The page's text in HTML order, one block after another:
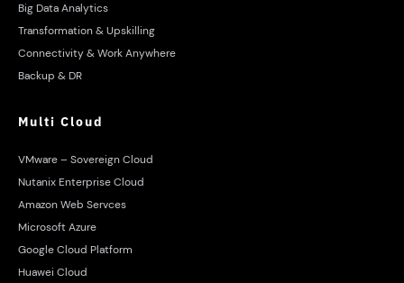
Big Data Analytics
Transformation & Upskilling
Connectivity & Work Anywhere
Backup & DR
Multi Cloud
VMware – Sovereign Cloud
Nutanix Enterprise Cloud
Amazon Web Servces
Microsoft Azure
Google Cloud Platform
Huawei Cloud